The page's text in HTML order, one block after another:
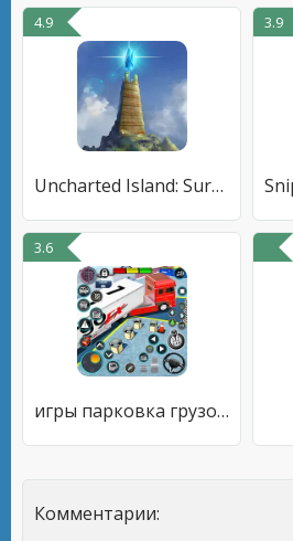
4.9
Uncharted Island: Survival RPG
3.9
3.6
игры парковка грузовиков
Комментарии: